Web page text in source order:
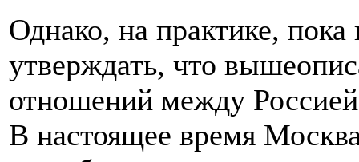
Однако, на практике, пока
утверждать, что
отношений между
В настоящее время